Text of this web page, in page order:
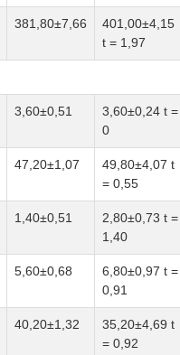
381,80±7,66
401,00±4,15
t = 1,97
3,60±0,51
3,60±0,24 t =
0
47,20±1,07
49,80±4,07 t
= 0,55
1,40±0,51
2,80±0,73 t =
1,40
5,60±0,68
6,80±0,97 t =
0,91
40,20±1,32
35,20±4,69 t
= 0,92